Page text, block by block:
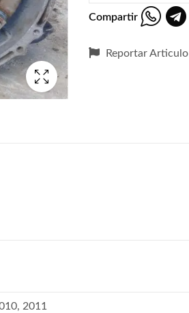
Compartir
Reportar Articulo
2011